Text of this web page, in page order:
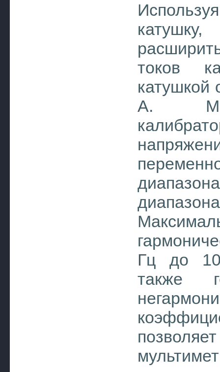
токов
катушкой
A.
Гц до
также